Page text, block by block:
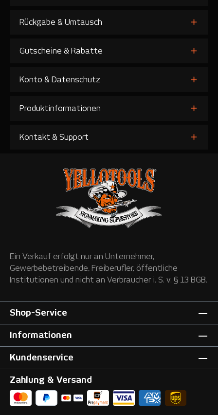
Rückgabe & Umtausch
Gutscheine & Rabatte
Konto & Datenschutz
Produktinformationen
Kontakt & Support
Ein Verkauf erfolgt nur an Unternehmer,
Gewerbebetreibende, Freiberufler, öffentliche
Institutionen und nicht an Verbraucher i. S. v. § 13 BGB.
Shop-Service
Informationen
Kundenservice
Zahlung & Versand